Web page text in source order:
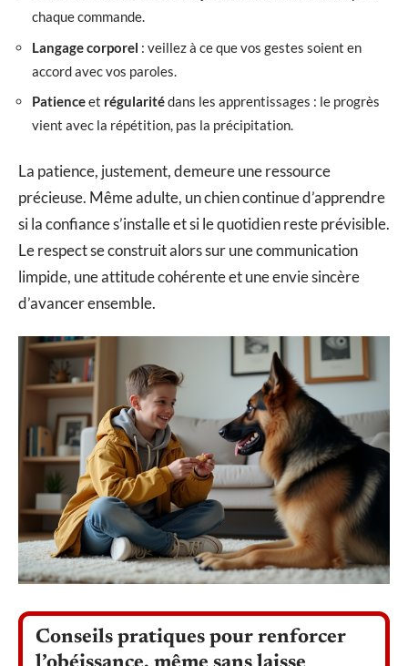
chaque commande.
Langage corporel : veillez à ce que vos gestes soient en
accord avec vos paroles.
Patienceet régularitédans les apprentissages : le progrès
vient avec la répétition, pas la précipitation.
La patience, justement, demeure une ressource
précieuse. Même adulte, un chien continue d’apprendre
si la confiance s’installe et si le quotidien reste prévisible.
Le respect se construit alors sur une communication
limpide, une attitude cohérente et une envie sincère
d’avancer ensemble.
Conseils pratiques pour renforcer